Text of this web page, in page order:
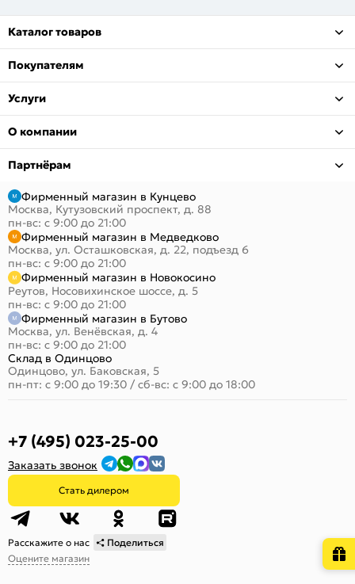
Каталог товаров
Покупателям
Услуги
О компании
Партнёрам
Фирменный магазин в Кунцево
Москва, Кутузовский проспект, д. 88
пн-вс: с 9:00 до 21:00
Фирменный магазин в Медведково
Москва, ул. Осташковская, д. 22, подъезд 6
пн-вс: с 9:00 до 21:00
Фирменный магазин в Новокосино
Реутов, Носовихинское шоссе, д. 5
пн-вс: с 9:00 до 21:00
Фирменный магазин в Бутово
Москва, ул. Венёвская, д. 4
пн-вс: с 9:00 до 21:00
Склад в Одинцово
Одинцово, ул. Баковская, 5
пн-пт: с 9:00 до 19:30 / сб-вс: с 9:00 до 18:00
+7 (495) 023-25-00
Заказать звонок
Стать дилером
Расскажите о нас
Поделиться
Оцените магазин